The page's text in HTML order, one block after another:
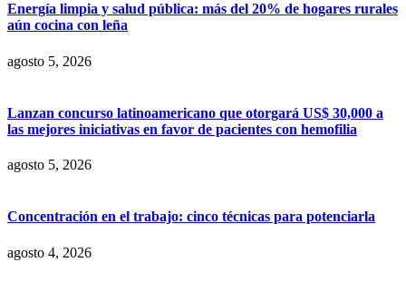
Energía limpia y salud pública: más del 20% de hogares rurales
aún cocina con leña
agosto 5, 2026
Lanzan concurso latinoamericano que otorgará US$ 30,000 a
las mejores iniciativas en favor de pacientes con hemofilia
agosto 5, 2026
Concentración en el trabajo: cinco técnicas para potenciarla
agosto 4, 2026